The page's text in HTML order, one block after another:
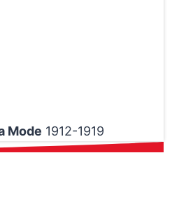
Mode 1912-1919